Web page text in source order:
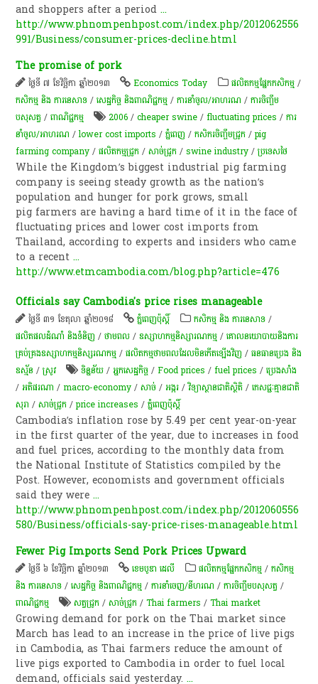
and shoppers after a period...
http://www.phnompenhpost.com/index.php/2012062556
991/Business/consumer-prices-decline.html
The promise of pork
ថ្ងៃទី ៧ ខែវិច្ឆិកា ឆ្នាំ២០១៣ Economics Today ​ផលិតកម្ម​ផ្នែក​កសិកម្ម​ /
កសិកម្ម​ និង​ ការ​នេ​សាទ​ /សេដ្ឋកិច្ច និងពាណិជ្ជកម្ម /ការនាំចូល/អាហរណ /​ការចិញ្ចឹម​
បសុសត្វ​ /ពាណិជ្ជកម្ម 2006 /cheaper swine /fluctuating prices /ការ
នាំចូល/អាហរណ /lower cost imports /ភ្នំពេញ /កសិករចិញ្ចឹម​ជ្រូក /pig
farming company /ផលិតកម្ម​ជ្រូក​ /សាច់​ជ្រូក /swine industry /ប្រទេសថៃ
While the Kingdom’s biggest industrial pig farming
company is seeing steady growth as the nation’s
population and hunger for pork grows, small
pig farmers are having a hard time of it in the face of
fluctuating prices and lower cost imports from
Thailand, according to experts and insiders who came
to a recent...
http://www.etmcambodia.com/blog.php?article=476
Officials say Cambodia's price rises manageable
ថ្ងៃទី ៣១ ខែតុលា ឆ្នាំ២០១៨ ភ្នំពេញប៉ុស្តិ៍ កសិកម្ម​ និង​ ការ​នេ​សាទ​ /
ផលិតផលដំណាំ និងទំនិញ /ថាមពល /ឧស្សាហកម្មនិស្សារណកម្ម /គោលនយោបាយនិងការ
គ្រប់គ្រងឧស្សាហកម្មនិស្សរណកម្ម /ផលិតកម្មថាមពលដែលមិនកើតឡើងវិញ /ធនធានប្រេង និង
ឧស្ម័ន /​ស្រូវ​ ទិន្នន័យ /អ្នក​​​សេដ្ឋកិច្ច​​​ /Food prices /fuel prices /ប្រេងសាំង
/អតិផរណា​ /macro-economy /សាច់ /​អង្ករ /វិទ្យាស្ថានជាតិស្ថិតិ /ភេសជ្ជៈ​គ្មាន​ជាតិ​
សុរា /សាច់​ជ្រូក /price increases /ភ្នំពេញប៉ុស្តិ៍
Cambodia’s inflation rose by 5.49 per cent year-on-year
in the first quarter of the year, due to increases in food
and fuel prices, according to the monthly data from
the National Institute of Statistics compiled by the
Post. However, economists and government officials
said they were...
http://www.phnompenhpost.com/index.php/2012060556
580/Business/officials-say-price-rises-manageable.html
Fewer Pig Imports Send Pork Prices Upward
ថ្ងៃទី ៦ ខែវិច្ឆិកា ឆ្នាំ២០១៣ ខេមបូឌា ដេលី ​ផលិតកម្ម​ផ្នែក​កសិកម្ម​ /កសិកម្ម​
និង​ ការ​នេ​សាទ​ /សេដ្ឋកិច្ច និងពាណិជ្ជកម្ម /ការនាំចេញ/នីហរណ /​ការចិញ្ចឹម​បសុសត្វ​ /
ពាណិជ្ជកម្ម
សត្វជ្រូក /សាច់​ជ្រូក /Thai farmers /Thai market
Growing demand for pork on the Thai market since
March has lead to an increase in the price of live pigs
in Cambodia, as Thai farmers reduce the amount of
live pigs exported to Cambodia in order to fuel local
demand, officials said yesterday....